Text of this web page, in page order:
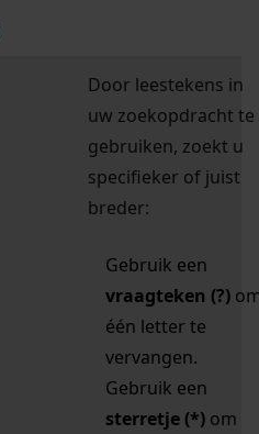
Door leestekens in
uw zoekopdracht te
gebruiken, zoekt u
specifieker of juist
breder:
Gebruik een
vraagteken (?)
één letter te
vervangen.
Gebruik een
sterretje (*) om